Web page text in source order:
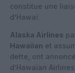
constitue une
d’Hawaï.
Alaska Airlines
Hawaiian et
dette, ont
d’Hawaïan